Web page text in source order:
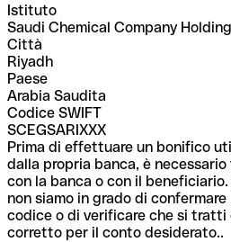
Istituto
Saudi Chemical Company Holding
Città
Riyadh
Paese
Arabia Saudita
Codice SWIFT
SCEGSARIXXX
Prima di effettuare un bonifico
dalla propria banca, è
con la banca o con il
non siamo in grado di
codice o di verificare che si tratti
corretto per il conto desiderato..